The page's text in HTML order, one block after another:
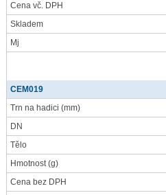
Cena vč. DPH
Skladem
Mj
CEM019
Trn na hadici (mm)
DN
Tělo
Hmotnost(g)
Cena bez DPH